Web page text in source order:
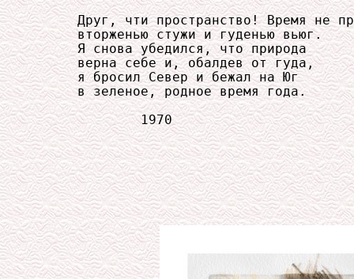
Друг, чти пространство! Время не
     вторженью стужи и гуденью вьюг.
     Я снова убедился, что природа
     верна себе и, обалдев от гуда,
     я бросил Север и бежал на Юг
     в зеленое, родное время года.
             1970